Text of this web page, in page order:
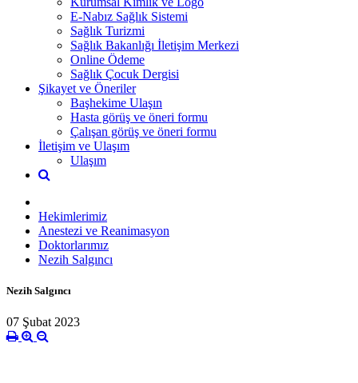
E-Nabız Sağlık Sistemi
Sağlık Turizmi
Sağlık Bakanlığı İletişim Merkezi
Online Ödeme
Sağlık Çocuk Dergisi
Şikayet ve Öneriler
Başhekime Ulaşın
Hasta görüş ve öneri formu
Çalışan görüş ve öneri formu
İletişim ve Ulaşım
Ulaşım
Hekimlerimiz
Anestezi ve Reanimasyon
Doktorlarımız
Nezih Salgıncı
Nezih Salgıncı
07 Şubat 2023